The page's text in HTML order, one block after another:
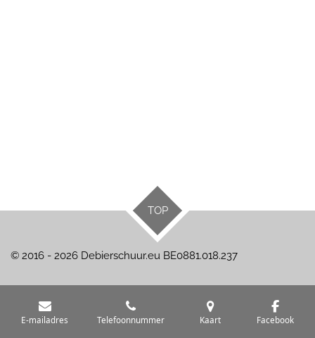
TOP
© 2016 - 2026 Debierschuur.eu BE0881.018.237
E-mailadres Telefoonnummer Kaart Facebook